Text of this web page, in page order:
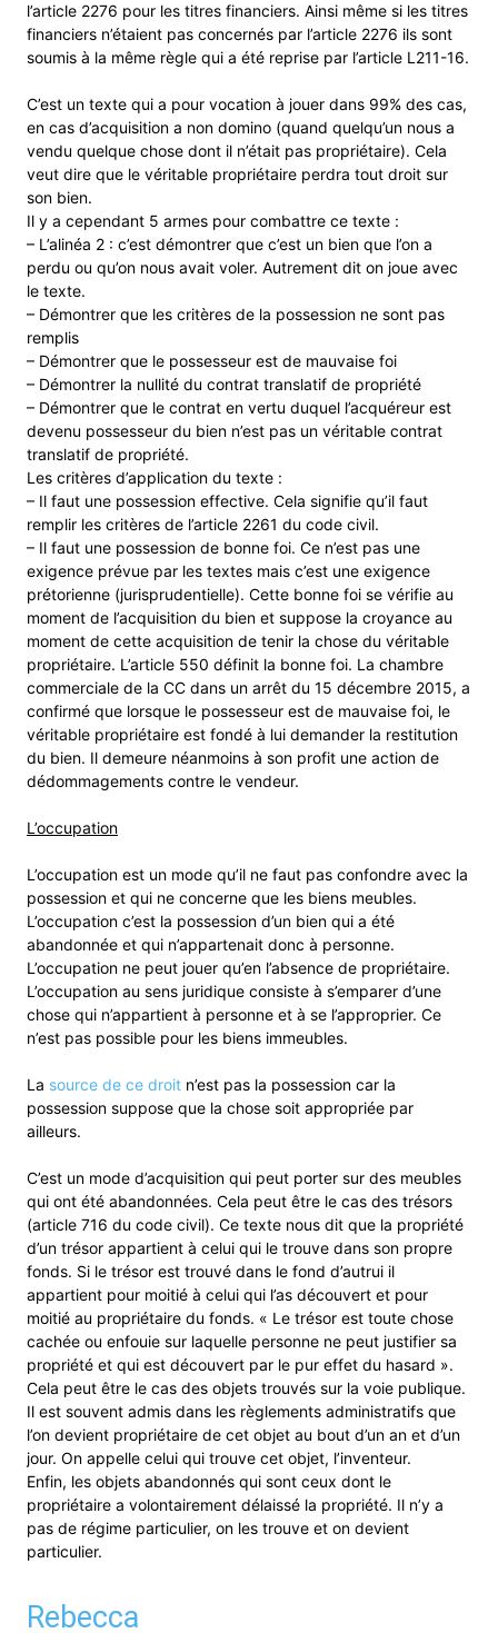
l’article 2276 pour les titres financiers. Ainsi même si les titres
financiers n’étaient pas concernés par l’article 2276 ils sont
soumis à la même règle qui a été reprise par l’article L211-16.
C’est un texte qui a pour vocation à jouer dans 99% des cas,
en cas d’acquisition a non domino (quand quelqu’un nous a
vendu quelque chose dont il n’était pas propriétaire). Cela
veut dire que le véritable propriétaire perdra tout droit sur
son bien.
Il y a cependant 5 armes pour combattre ce texte :
– L’alinéa 2 : c’est démontrer que c’est un bien que l’on a
perdu ou qu’on nous avait voler. Autrement dit on joue avec
le texte.
– Démontrer que les critères de la possession ne sont pas
remplis
– Démontrer que le possesseur est de mauvaise foi
– Démontrer la nullité du contrat translatif de propriété
– Démontrer que le contrat en vertu duquel l’acquéreur est
devenu possesseur du bien n’est pas un véritable contrat
translatif de propriété.
Les critères d’application du texte :
– Il faut une possession effective. Cela signifie qu’il faut
remplir les critères de l’article 2261 du code civil.
– Il faut une possession de bonne foi. Ce n’est pas une
exigence prévue par les textes mais c’est une exigence
prétorienne (jurisprudentielle). Cette bonne foi se vérifie au
moment de l’acquisition du bien et suppose la croyance au
moment de cette acquisition de tenir la chose du véritable
propriétaire. L’article 550 définit la bonne foi. La chambre
commerciale de la CC dans un arrêt du 15 décembre 2015, a
confirmé que lorsque le possesseur est de mauvaise foi, le
véritable propriétaire est fondé à lui demander la restitution
du bien. Il demeure néanmoins à son profit une action de
dédommagements contre le vendeur.
L’occupation
L’occupation est un mode qu’il ne faut pas confondre avec la
possession et qui ne concerne que les biens meubles.
L’occupation c’est la possession d’un bien qui a été
abandonnée et qui n’appartenait donc à personne.
L’occupation ne peut jouer qu’en l’absence de propriétaire.
L’occupation au sens juridique consiste à s’emparer d’une
chose qui n’appartient à personne et à se l’approprier. Ce
n’est pas possible pour les biens immeubles.
La source de ce droit n’est pas la possession car la
possession suppose que la chose soit appropriée par
ailleurs.
C’est un mode d’acquisition qui peut porter sur des meubles
qui ont été abandonnées. Cela peut être le cas des trésors
(article 716 du code civil). Ce texte nous dit que la propriété
d’un trésor appartient à celui qui le trouve dans son propre
fonds. Si le trésor est trouvé dans le fond d’autrui il
appartient pour moitié à celui qui l’as découvert et pour
moitié au propriétaire du fonds. « Le trésor est toute chose
cachée ou enfouie sur laquelle personne ne peut justifier sa
propriété et qui est découvert par le pur effet du hasard ».
Cela peut être le cas des objets trouvés sur la voie publique.
Il est souvent admis dans les règlements administratifs que
l’on devient propriétaire de cet objet au bout d’un an et d’un
jour. On appelle celui qui trouve cet objet, l’inventeur.
Enfin, les objets abandonnés qui sont ceux dont le
propriétaire a volontairement délaissé la propriété. Il n’y a
pas de régime particulier, on les trouve et on devient
particulier.
Rebecca